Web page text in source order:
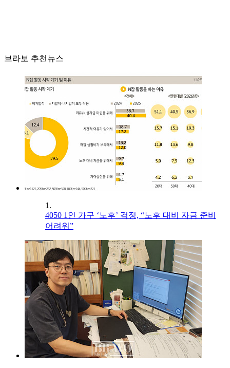
브라보 추천뉴스
1.
4050 1인 가구 ‘노후’ 걱정, “노후 대비 자금 준비
어려워”